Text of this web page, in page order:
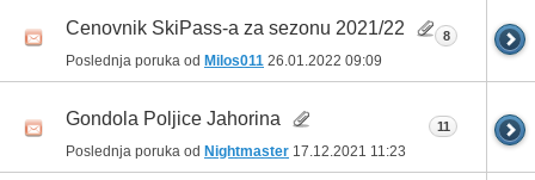
Cenovnik SkiPass-a za sezonu 2021/22
Poslednja poruka od Milos011 26.01.2022 09:09
8
Gondola Poljice Jahorina
Poslednja poruka od Nightmaster 17.12.2021 11:23
11